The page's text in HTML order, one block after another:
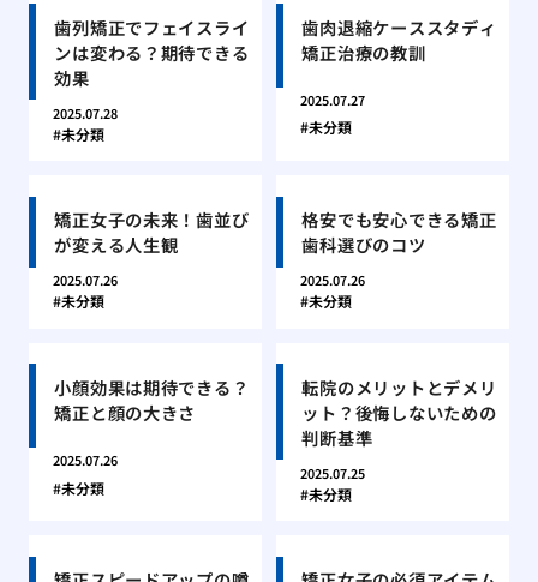
歯列矯正でフェイスライ
ンは変わる？期待できる
効果
2025.07.28
未分類
歯肉退縮ケーススタディ
矯正治療の教訓
2025.07.27
未分類
矯正女子の未来！歯並び
が変える人生観
2025.07.26
未分類
格安でも安心できる矯正
歯科選びのコツ
2025.07.26
未分類
小顔効果は期待できる？
矯正と顔の大きさ
2025.07.26
未分類
転院のメリットとデメリ
ット？後悔しないための
判断基準
2025.07.25
未分類